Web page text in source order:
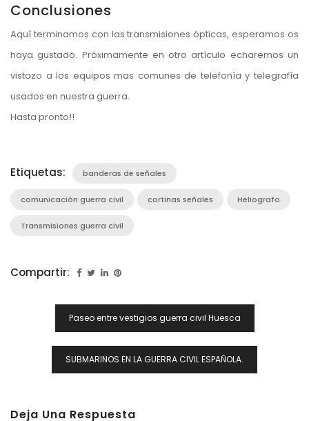
Conclusiones
Aquí terminamos con las transmisiones ópticas, esperamos os
haya gustado. Próximamente en otro artículo echaremos un
vistazo a los equipos mas comunes de telefonía y telegrafía
usados en nuestra guerra.
Hasta pronto!!
Etiquetas: banderas de señales
comunicación guerra civil cortinas señales Heliografo
Transmisiones guerra civil
Compartir:
Navegación
Entradas
Paseo entre vestigios guerra civil Huesca
SUBMARINOS EN LA GUERRA CIVIL ESPAÑOLA.
Deja Una Respuesta